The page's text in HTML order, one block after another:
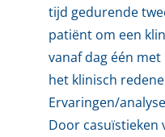
tijd gedurende
patiënt om een
vanaf dag één
het klinisch
Ervaringen/
Door casuïstieken